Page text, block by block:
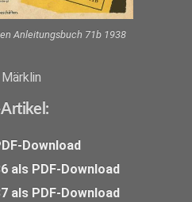
Anleitungsbuch 71b 1938
Download
als PDF-Download
als PDF-Download